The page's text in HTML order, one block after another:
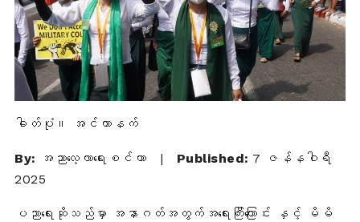
ဓါတ်ပုံ။ အင်တာနက်
By: အညာလေ့လာရေးစင်တာ | Published: 7 ဇန်နဝါရီ
2025
ပညာရေးဆိုသည်မှာ အနာဂတ်အတွက်အရေးကြီးကြောင်း နှင့် မိမိ